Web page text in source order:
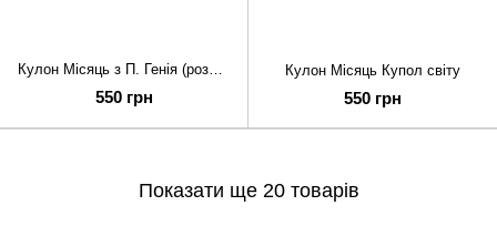
Кулон Місяць з П. Генія (розум, енерія, розвиток)
550 грн
Кулон Місяць Купол світу
550 грн
Показати ще 20 товарів